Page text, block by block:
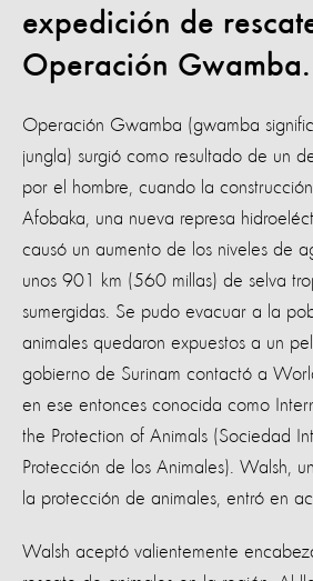
expedición de
Operación Gwamba.
Operación Gwamba (gwamba
jungla) surgió como resultado de un
por el hombre, cuando la
Afobaka, una nueva represa
causó un aumento de los niveles de
unos 901 km (560 millas) de selva
sumergidas. Se pudo evacuar a la
animales quedaron expuestos a un
gobierno de Surinam contactó a
en ese entonces conocida como
the Protection of Animals (Sociedad
Protección de los Animales). Walsh,
la protección de animales, entró en
Walsh aceptó valientemente